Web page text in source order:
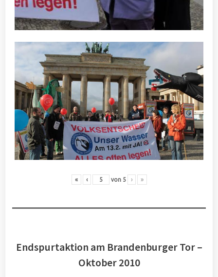
« ‹ von 5 › »
Endspurtaktion am Brandenburger Tor –
Oktober 2010